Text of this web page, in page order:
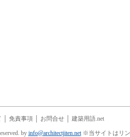
免責事項 お問合せ 建築用語.net
by info@architectjiten.net※当サイトはリ